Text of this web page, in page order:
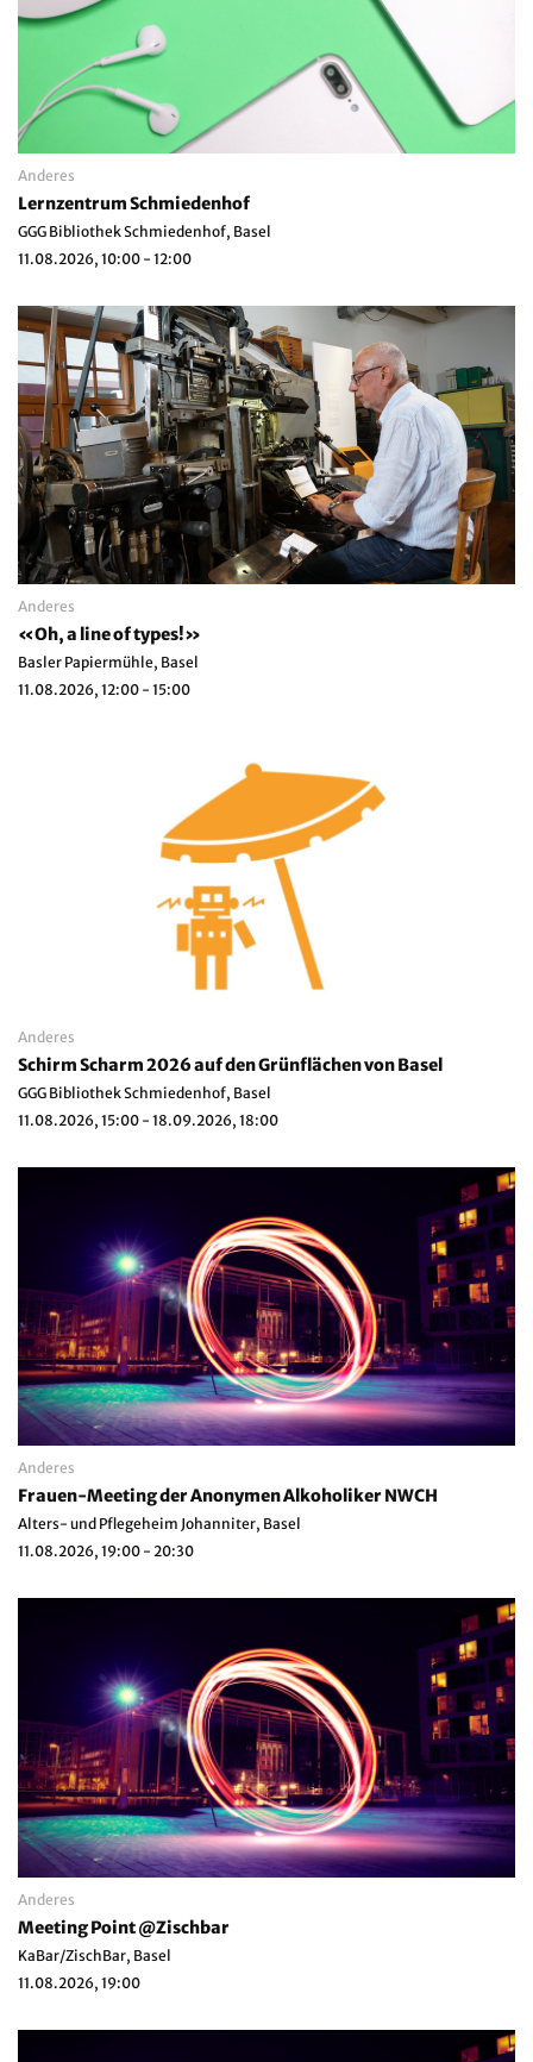
Anderes
Lernzentrum Schmiedenhof
GGG Bibliothek Schmiedenhof, Basel
11.08.2026, 10:00 - 12:00
Anderes
«Oh, a line of types!»
Basler Papiermühle, Basel
11.08.2026, 12:00 - 15:00
Anderes
Schirm Scharm 2026 auf den Grünflächen von Basel
GGG Bibliothek Schmiedenhof, Basel
11.08.2026, 15:00 - 18.09.2026, 18:00
Anderes
Frauen-Meeting der Anonymen Alkoholiker NWCH
Alters- und Pflegeheim Johanniter, Basel
11.08.2026, 19:00 - 20:30
Anderes
Meeting Point @Zischbar
KaBar/ZischBar, Basel
11.08.2026, 19:00